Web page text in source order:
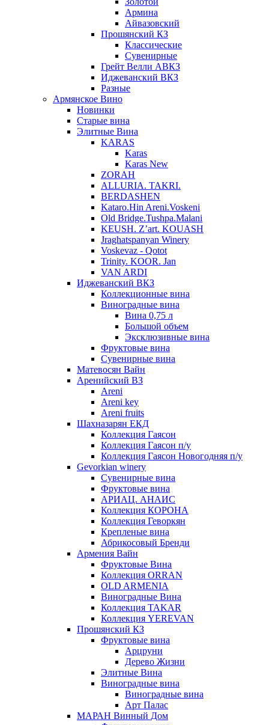
Армина
Айвазовский
Прошянский КЗ
Классические
Сувенирные
Грейт Велли АВКЗ
Иджеванский ВКЗ
Разные
Армянское Вино
Новинки
Старые вина
Элитные Вина
KARAS
Karas
Karas New
ZORAH
ALLURIA. TAKRI.
BERDASHEN
Kataro.Hin Areni.Voskeni
Old Bridge.Tushpa.Malani
KEUSH. Z’art. KOUASH
Jraghatspanyan Winery
Voskevaz - Qotot
Trinity. KOOR. Jan
VAN ARDI
Иджеванский ВКЗ
Коллекционные вина
Виноградные вина
Вина 0,75 л
Большой объем
Эксклюзивные вина
Фруктовые вина
Cувенирные вина
Матевосян Вайн
Аренийский ВЗ
Areni
Areni key
Areni fruits
Шахназарян ЕКД
Коллекция Гаясон
Коллекция Гаясон п/у
Коллекция Гаясон Новогодняя п/у
Gevorkian winery
Сувенирные вина
Фруктовые вина
АРИАЦ. АНАИС
Коллекция КОРОНА
Коллекция Геворкян
Крепленые вина
Абрикосовый Бренди
Армения Вайн
Фруктовые Вина
Коллекция ORRAN
OLD ARMENIA
Виноградные Вина
Коллекция TAKAR
Коллекция YEREVAN
Прошянский КЗ
Фруктовые вина
Арцруни
Дерево Жизни
Элитные Вина
Виноградные вина
Виноградные вина
Арт Палас
МАРАН Винный Дом